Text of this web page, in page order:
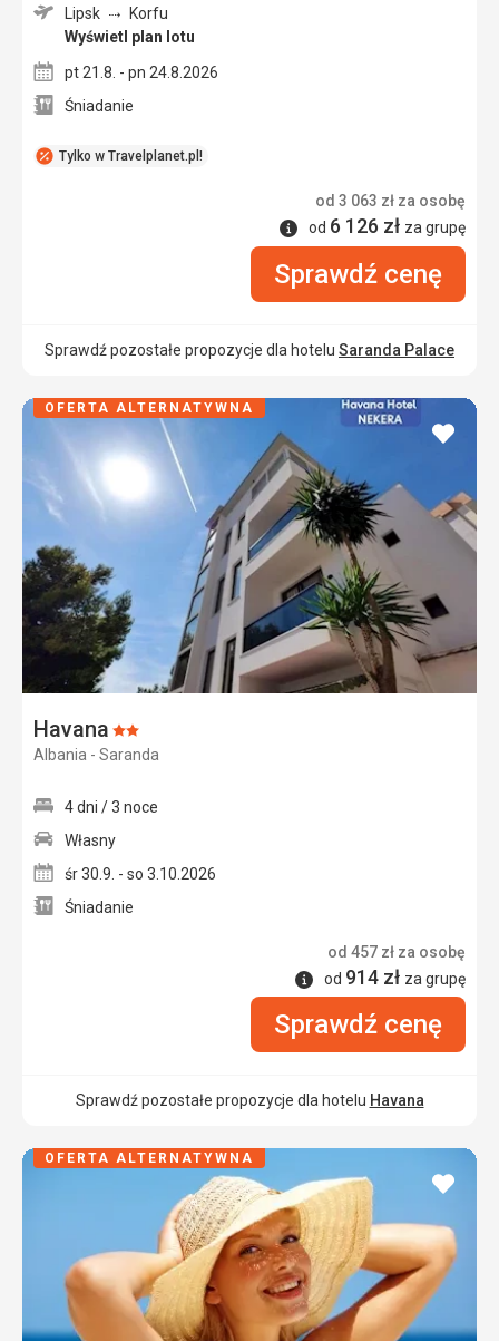
Tylko w Travelplanet.pl!
Lipsk
Korfu
Wyświetl plan lotu
pt 21.8. - pn 24.8.2026
Śniadanie
od 3 063 zł za osobę
Informacje
od 6 126 zł za grupę
Sprawdź cenę
Sprawdź pozostałe propozycje dla hotelu Saranda Palace
Havana Ocena:
2/5
Albania - Saranda
dodaj
4 dni / 3 noce
Własny
śr 30.9. - so 3.10.2026
Śniadanie
od 457 zł za osobę
Informacje
od 914 zł za grupę
Sprawdź cenę
Sprawdź pozostałe propozycje dla hotelu Havana
OFERTA ALTERNATYWNA
dodaj
OFERTA ALTERNATYWNA